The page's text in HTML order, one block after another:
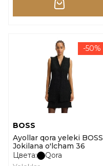
-50%
BOSS
Ayollar qora yeleki BOSS
Jokilana o'lcham 36
Цвета:
Qora